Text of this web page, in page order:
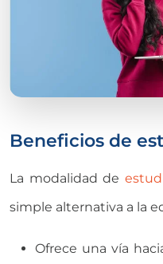
Beneficios de
La modalidad de
simple alternativa a la
Ofrece una vía